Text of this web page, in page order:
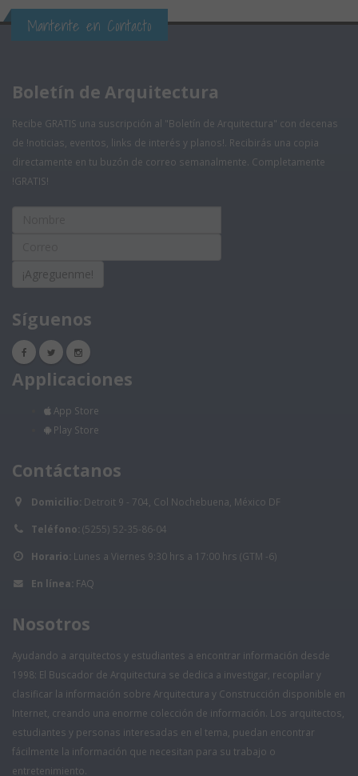
Mantente en Contacto
Boletín de Arquitectura
Recibe GRATIS una suscripción al "Boletín de Arquitectura" con decenas
de !noticias, eventos, links de interés y planos!. Recibirás una copia
directamente en tu buzón de correo semanalmente. Completamente
!GRATIS!
¡Agreguenme!
Síguenos
Applicaciones
App Store
Play Store
Contáctanos
Domicilio: Detroit 9 - 704, Col Nochebuena, México DF
Teléfono: (5255) 52-35-86-04
Horario: Lunes a Viernes 9:30 hrs a 17:00 hrs (GTM -6)
En línea: FAQ
Nosotros
Ayudando a arquitectos y estudiantes a encontrar información desde
1998: El Buscador de Arquitectura se dedica a investigar, recopilar y
clasificar la información sobre Arquitectura y Construcción disponible en
Internet, creando una enorme colección de información. Los arquitectos,
estudiantes y personas interesadas en el tema, puedan encontrar
fácilmente la información que necesitan para su trabajo o
entretenimiento.